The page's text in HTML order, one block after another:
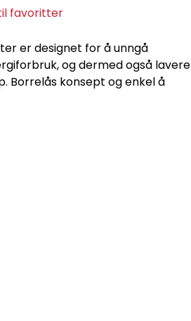
favoritter
er designet for å unngå
og dermed også lavere
Borrelås konsept og enkel å